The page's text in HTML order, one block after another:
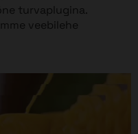
turvaplugina.
veebilehe